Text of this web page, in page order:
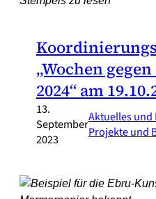
„Wochen
2024“ am
13.
September
2023
Aktuelles und
Projekte und